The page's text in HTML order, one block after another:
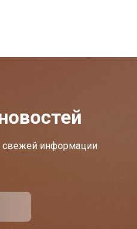
свежей информации